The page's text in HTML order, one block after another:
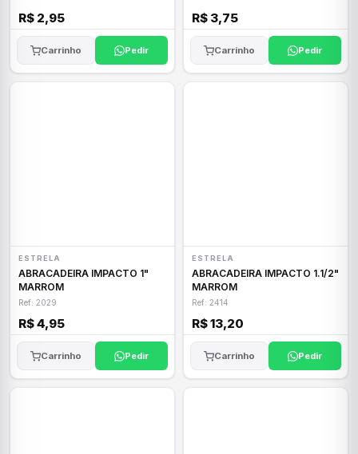
R$ 2,95
Carrinho Pedir
R$ 3,75
Carrinho Pedir
ESTRELA
ABRACADEIRA IMPACTO 1"
MARROM
Ref: 2029
R$ 4,95
Carrinho Pedir
ESTRELA
ABRACADEIRA IMPACTO 1.1/2"
MARROM
Ref: 2414
R$ 13,20
Carrinho Pedir